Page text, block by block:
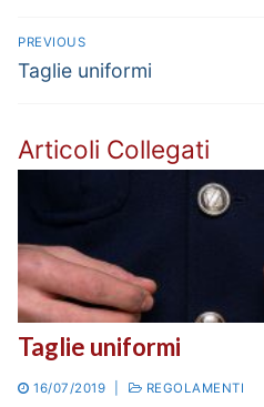
Navigazione
articoli
PREVIOUS
Previous
Taglie uniformi
Articoli Collegati
Taglie uniformi
16/07/2019 REGOLAMENTI